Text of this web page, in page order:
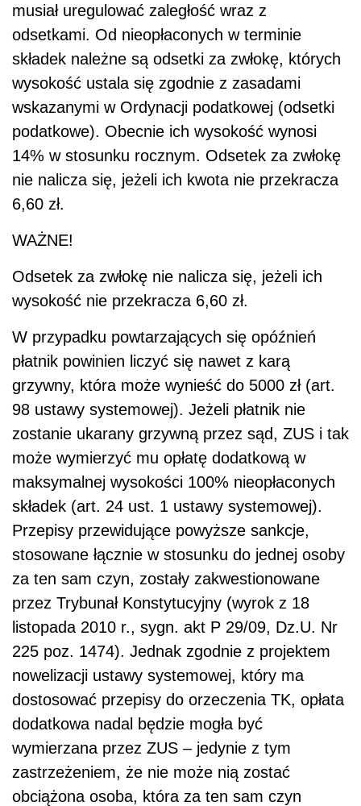
musiał uregulować zaległość wraz z
odsetkami. Od nieopłaconych w terminie
składek należne są odsetki za zwłokę, których
wysokość ustala się zgodnie z zasadami
wskazanymi w Ordynacji podatkowej (odsetki
podatkowe). Obecnie ich wysokość wynosi
14% w stosunku rocznym. Odsetek za zwłokę
nie nalicza się, jeżeli ich kwota nie przekracza
6,60 zł.
WAŻNE!
Odsetek za zwłokę nie nalicza się, jeżeli ich
wysokość nie przekracza 6,60 zł.
W przypadku powtarzających się opóźnień
płatnik powinien liczyć się nawet z karą
grzywny, która może wynieść do 5000 zł (art.
98 ustawy systemowej). Jeżeli płatnik nie
zostanie ukarany grzywną przez sąd, ZUS i tak
może wymierzyć mu opłatę dodatkową w
maksymalnej wysokości 100% nieopłaconych
składek (art. 24 ust. 1 ustawy systemowej).
Przepisy przewidujące powyższe sankcje,
stosowane łącznie w stosunku do jednej osoby
za ten sam czyn, zostały zakwestionowane
przez Trybunał Konstytucyjny (wyrok z 18
listopada 2010 r., sygn. akt P 29/09, Dz.U. Nr
225 poz. 1474). Jednak zgodnie z projektem
nowelizacji ustawy systemowej, który ma
dostosować przepisy do orzeczenia TK, opłata
dodatkowa nadal będzie mogła być
wymierzana przez ZUS – jedynie z tym
zastrzeżeniem, że nie może nią zostać
obciążona osoba, która za ten sam czyn